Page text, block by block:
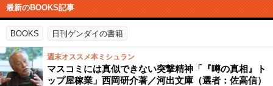
最新のBOOKS記事
BOOKS 日刊ゲンダイの書籍
週末オススメ本ミシュラン
マスコミには真似できない突撃精神「『噂の真相』ト
ップ屋稼業」西岡研介著／河出文庫（選者：佐高信）